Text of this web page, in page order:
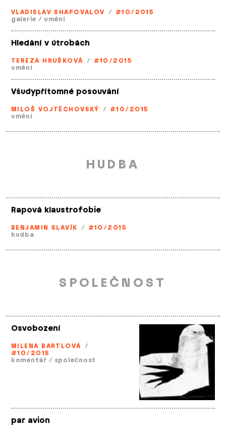
VLADISLAV SHAPOVALOV / #10/2015
galerie / umění
Hledání v útrobách
TEREZA HRUŠKOVÁ / #10/2015
umění
Všudypřítomné posouvání
MILOŠ VOJTĚCHOVSKÝ / #10/2015
umění
HUDBA
Rapová klaustrofobie
BENJAMIN SLAVÍK / #10/2015
hudba
SPOLEČNOST
Osvobození
MILENA BARTLOVÁ /
#10/2015
komentář / společnost
par avion